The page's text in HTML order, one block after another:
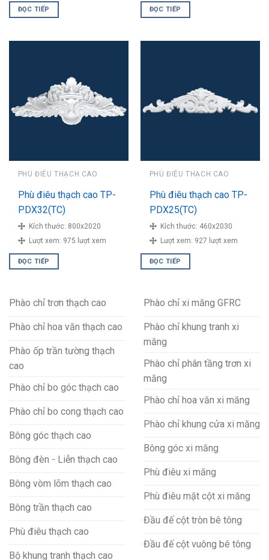
ĐỌC TIẾP ĐỌC TIẾP
PHÙ ĐIÊU THẠCH CAO
Phù điêu thạch cao TP-
PDX32(TC)
Kích thước: 800x2020
Lượt xem: 975 lượt xem
ĐỌC TIẾP
PHÙ ĐIÊU THẠCH CAO
Phù điêu thạch cao TP-
PDX25(TC)
Kích thước: 460x2030
Lượt xem: 927 lượt xem
ĐỌC TIẾP
Phào chỉ trơn thạch cao
Phào chỉ hoa văn thạch cao
Phào ốp trần tường thạch
cao
Phào chỉ bo góc thạch cao
Phào chỉ bo cong thạch cao
Bông góc thạch cao
Bông đèn - Liễn thạch cao
Bông vòm lõm thạch cao
Bông trần thạch cao
Phù điêu thạch cao
Bộ khung tranh thạch cao
Phào chỉ xi măng GFRC
Phào chỉ khung tranh xi
măng
Phào chỉ phân tầng trơn xi
măng
Phào chỉ hoa văn xi măng
Phào chỉ khung cửa xi măng
Bông góc xi măng
Phù điêu xi măng
Phù điêu mặt cột xi măng
Đầu đế cột tròn bê tông
Đầu đế cột vuông bê tông